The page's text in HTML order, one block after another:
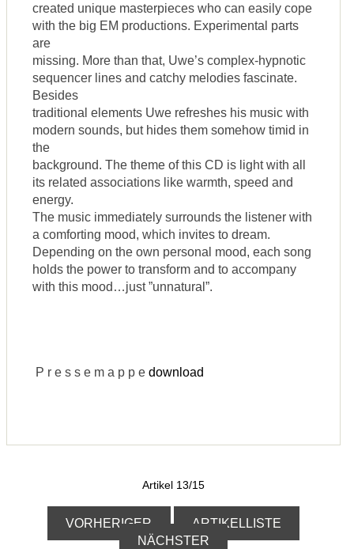
created unique masterpieces who can easily cope
with the big EM productions. Experimental parts
are
missing. More than that, Uwe’s complex-hypnotic
sequencer lines and catchy melodies fascinate.
Besides
traditional elements Uwe refreshes his music with
modern sounds, but hides them somehow timid in
the
background. The theme of this CD is light with all
its related associations like warmth, speed and
energy.
The music immediately surrounds the listener with
a comforting mood, which invites to dream.
Depending on the own personal mood, each song
holds the power to transform and to accompany
with this mood…just ”unnatural”.
P r e s s e m a p p e download
Artikel 13/15
VORHERIGER
ARTIKELLISTE
NÄCHSTER